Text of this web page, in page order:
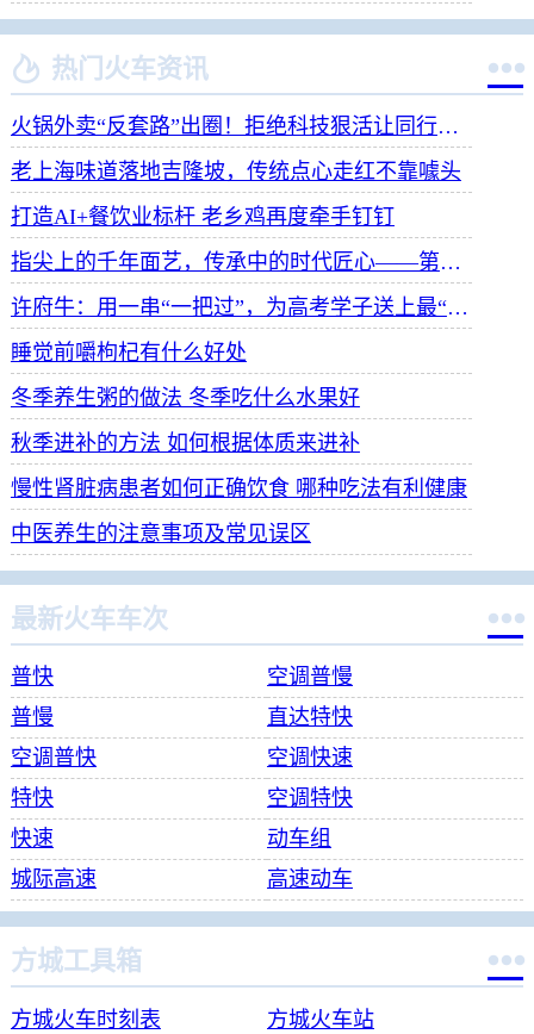
 热门火车资讯 
火锅外卖“反套路”出圈！拒绝科技狠活让同行颤抖
老上海味道落地吉隆坡，传统点心走红不靠噱头
打造AI+餐饮业标杆 老乡鸡再度牵手钉钉
指尖上的千年面艺，传承中的时代匠心——第八届“安琪酵母杯”中华发酵面食大赛武汉赛区开赛
许府牛：用一串“一把过”，为高考学子送上最“牛”祝福
睡觉前嚼枸杞有什么好处
冬季养生粥的做法 冬季吃什么水果好
秋季进补的方法 如何根据体质来进补
慢性肾脏病患者如何正确饮食 哪种吃法有利健康
中医养生的注意事项及常见误区
最新火车车次 
普快
空调普慢
普慢
直达特快
空调普快
空调快速
特快
空调特快
快速
动车组
城际高速
高速动车
方城工具箱 
方城火车时刻表
方城火车站